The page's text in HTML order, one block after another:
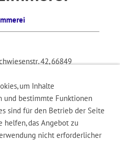
42, 66849
um Inhalte
und bestimmte Funktionen
sind für den Betrieb der Seite
helfen, das Angebot zu
nicht erforderlicher